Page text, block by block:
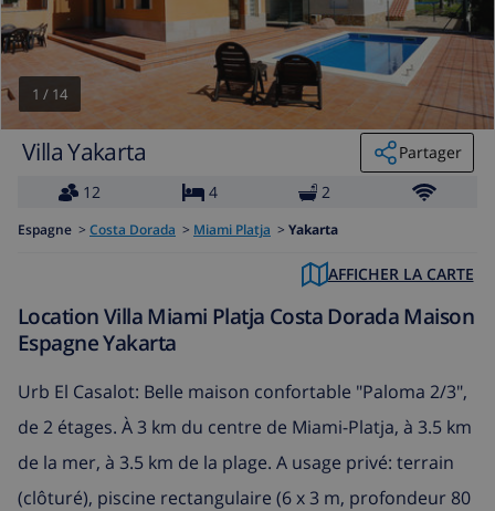
1 / 14
Villa Yakarta
Partager
12
4 2
Espagne > Costa Dorada > Miami Platja > Yakarta
AFFICHER LA CARTE
Location Villa Miami Platja Costa Dorada Maison
Espagne Yakarta
Urb El Casalot: Belle maison confortable "Paloma 2/3",
de 2 étages. À 3 km du centre de Miami-Platja, à 3.5 km
de la mer, à 3.5 km de la plage. A usage privé: terrain
(clôturé), piscine rectangulaire (6 x 3 m, profondeur 80